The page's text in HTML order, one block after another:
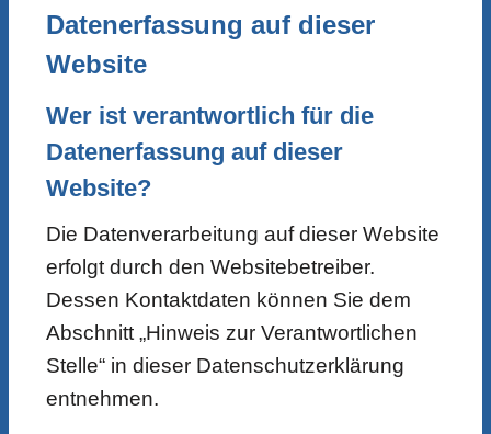
Datenerfassung auf dieser
Website
Wer ist verantwortlich für die
Datenerfassung auf dieser
Website?
Die Datenverarbeitung auf dieser Website
erfolgt durch den Websitebetreiber.
Dessen Kontaktdaten können Sie dem
Abschnitt „Hinweis zur Verantwortlichen
Stelle“ in dieser Datenschutzerklärung
entnehmen.